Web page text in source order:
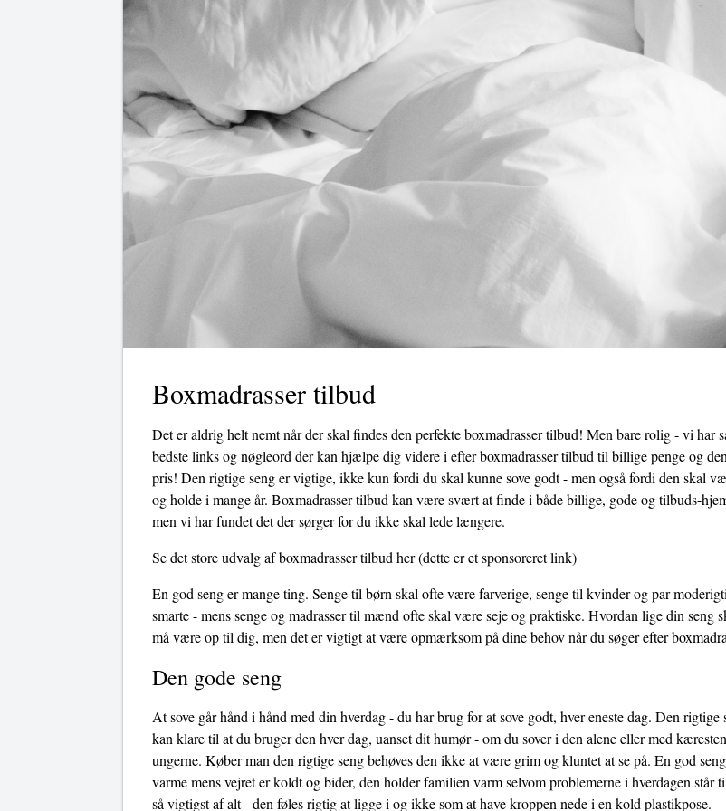
Boxmadrasser tilbud
Det er aldrig helt nemt når der skal findes den perfekte boxmadrasser tilbud! Men bare rolig - vi har
bedste links og nøgleord der kan hjælpe dig videre i efter boxmadrasser tilbud til billige penge og
pris! Den rigtige seng er vigtige, ikke kun fordi du skal kunne sove godt - men også fordi den skal
og holde i mange år. Boxmadrasser tilbud kan være svært at finde i både billige, gode og tilbuds-
men vi har fundet det der sørger for du ikke skal lede længere.
Se det store udvalg af boxmadrasser tilbud her(dette er et sponsoreret link)
En god seng er mange ting. Senge til børn skal ofte være farverige, senge til kvinder og par
smarte - mens senge og madrasser til mænd ofte skal være seje og praktiske. Hvordan lige din seng
må være op til dig, men det er vigtigt at være opmærksom på dine behov når du søger efter
Den gode seng
At sove går hånd i hånd med din hverdag - du har brug for at sove godt, hver eneste dag. Den rigtige
kan klare til at du bruger den hver dag, uanset dit humør - om du sover i den alene eller med
ungerne. Køber man den rigtige seng behøves den ikke at være grim og kluntet at se på. En god
varme mens vejret er koldt og bider, den holder familien varm selvom problemerne i hverdagen står
så vigtigst af alt - den føles rigtig at ligge i og ikke som at have kroppen nede i en kold plastikpose.